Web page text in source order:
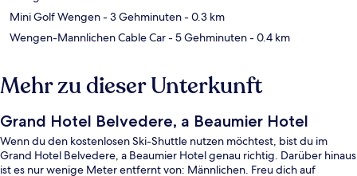
Mini Golf Wengen- 3 Gehminuten- 0.3 km
Wengen-Mannlichen Cable Car- 5 Gehminuten- 0.4 km
Mehr zu dieser Unterkunft
Grand Hotel Belvedere, a Beaumier Hotel
Wenn du den kostenlosen Ski-Shuttle nutzen möchtest, bist du im
Grand Hotel Belvedere, a Beaumier Hotel genau richtig. Darüber hinaus
ist es nur wenige Meter entfernt von: Männlichen. Freu dich auf